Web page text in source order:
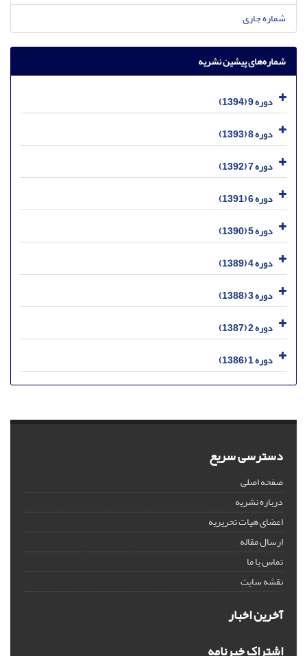
شماره جاری
شماره‌های پیشین نشریه
دوره 9 (1394)
دوره 8 (1393)
دوره 7 (1392)
دوره 6 (1391)
دوره 5 (1390)
دوره 4 (1389)
دوره 3 (1388)
دوره 2 (1387)
دوره 1 (1386)
دسترسی سریع
صفحه اصلی
درباره نشریه
اعضای هیات تحریریه
ارسال مقاله
تماس با ما
نقشه سایت
آخرین اخبار
اشتراک خبرنامه